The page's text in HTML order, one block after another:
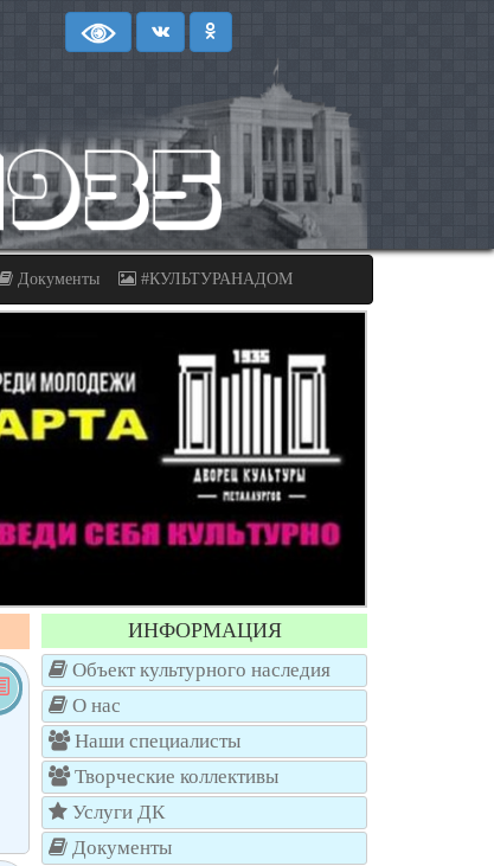
Документы #КУЛЬТУРАНАДОМ
ИНФОРМАЦИЯ
Объект культурного наследия
О нас
Наши специалисты
Творческие коллективы
Услуги ДК
Документы